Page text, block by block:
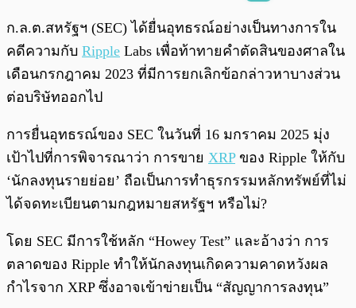
พร้อมเล่น 0:00
ก.ล.ต.สหรัฐฯ (SEC) ได้ยื่นอุทธรณ์อย่างเป็นทางการใน
คดีความกับ Ripple Labs เพื่อท้าทายคำตัดสินของศาลใน
เดือนกรกฎาคม 2023 ที่มีการยกเลิกข้อกล่าวหาบางส่วน
ต่อบริษัทออกไป
การยื่นอุทธรณ์ของ SEC ในวันที่ 16 มกราคม 2025 มุ่ง
เป้าไปที่การพิจารณาว่า การขาย XRPของ Ripple ให้กับ
‘นักลงทุนรายย่อย’ ถือเป็นการทำธุรกรรมหลักทรัพย์ที่ไม่
ได้จดทะเบียนตามกฎหมายสหรัฐฯ หรือไม่?
โดย SEC มีการใช้หลัก “Howey Test” และอ้างว่า การ
ตลาดของ Ripple ทำให้นักลงทุนเกิดความคาดหวังผล
กำไรจาก XRP ซึ่งอาจเข้าข่ายเป็น “สัญญาการลงทุน”